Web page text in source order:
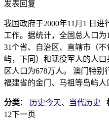
发表回复
我国政府于2000年11月1 日
工作。据统计，全国总人口
31个省、自治区、直辖市（
屿，下同）和现役军人的人
区人口为678万人。 澳门特别
福建省的金门、马祖等岛屿人
分类： 历史今天、 当代历史
1 2下一页